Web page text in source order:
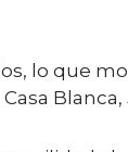
lo que
Blanca,